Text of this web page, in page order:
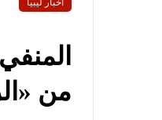
من